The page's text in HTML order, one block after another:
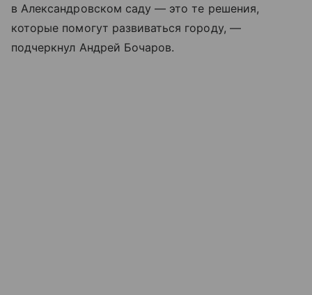
в Александровском саду — это те решения,
которые помогут развиваться городу, —
подчеркнул Андрей Бочаров.